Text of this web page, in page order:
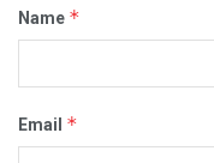
Name *
Email *